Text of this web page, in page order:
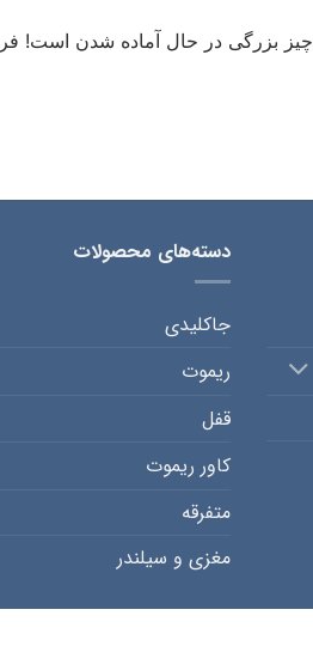
چیز بزرگی در حال آماده شدن است!
دسته‌های محصولات
جاکلیدی
ریموت
قفل
کاور ریموت
متفرقه
مغزی و سیلندر